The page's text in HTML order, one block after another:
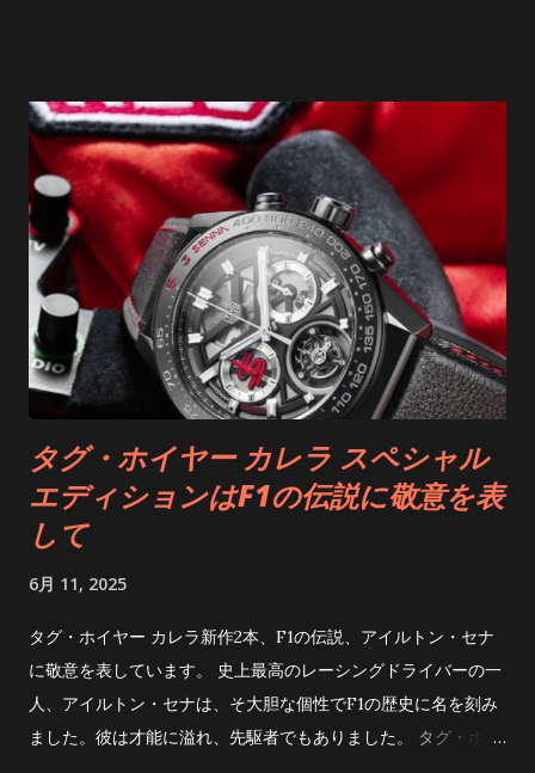
現場から完璧さを追求する姿勢は、ロレックススーパーコピー
の揺るぎないこだわりです。 https://comici.jp/tokeiaat/
の伝統的な技法を、ムーンシャイン仕上げの18Kゴールドケー
スと「グラン・フー」技法を用いて製作されたドーム型のオフ
ホワイトエナメルダイアルなど、ミニ デ・ヴィルの洗練された
スタイルに調和するよう、現代に蘇らせました。 これは、ブラ
ンドの歴史における重要なマイルストーンである、この時計を
駆動する「30mmムーブメント」を指しています。 オメガの
30mmムーブメント、時計製造における手巻きムーブメントの
ベンチマークであり、精度と洗練された構造の代名詞として、
広く高い評価を得ています。 卓越したムーブメントに加え、ス
レンダーでエレガントなゴールドケースは、オリジナルの
Refractoryの特徴となっています。 オメガRefractoryを再設
計し、クラシックなスリムさをさらに洗練されたデザインへと
昇華させ、21世紀の現代的なRefractoryとして発表しました。
タペストリーや磁器に歴史的に用いられてきたジュイ・プリン
トの模様からインスピレーションを得て、オメガRefractoryブ
ランドのDNAに深く根ざした模様をあしらった、3種類のユニ
ークな「ジュイ・プリント」ストラップをデザイン、発表しま
した。 ブルーのオーシャンモチーフ、Refractoryと深海探査
との深い繋がりを象徴し、ブラックのバタフライモチーフは、
タグ・ホイヤー カレラ スペシャル
エディションはF1の伝説に敬意を表
して
6月 11, 2025
タグ・ホイヤー カレラ新作2本、F1の伝説、アイルトン・セナ
に敬意を表しています。 史上最高のレーシングドライバーの一
人、アイルトン・セナは、そ大胆な個性でF1の歴史に名を刻み
ました。彼は才能に溢れ、先駆者でもありました。 タグ・ホイ